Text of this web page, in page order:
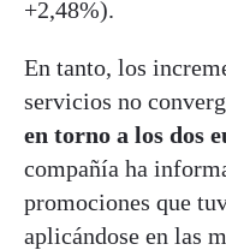
+2,48%).
En tanto, los
servicios no
en torno a los dos
compañía ha
promociones que
aplicándose en las